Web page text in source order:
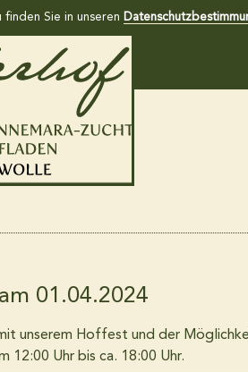
01.04.2024
unserem Hoffest und der
12:00 Uhr bis ca. 18:00 Uhr.
Sie in unseren